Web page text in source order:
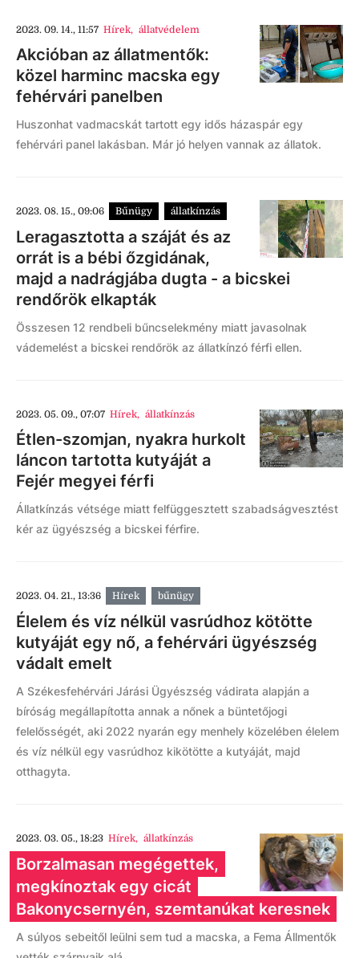
2023. 09. 14., 11:57 Hírek, állatvédelem
Akcióban az állatmentők:
közel harminc macska egy
fehérvári panelben
Huszonhat vadmacskát tartott egy idős házaspár egy
fehérvári panel lakásban. Már jó helyen vannak az állatok.
2023. 08. 15., 09:06 Bűnügy állatkínzás
Leragasztotta a száját és az
orrát is a bébi őzgidának,
majd a nadrágjába dugta - a bicskei
rendőrök elkapták
Összesen 12 rendbeli bűncselekmény miatt javasolnak
vádemelést a bicskei rendőrök az állatkínzó férfi ellen.
2023. 05. 09., 07:07 Hírek, állatkínzás
Étlen-szomjan, nyakra hurkolt
láncon tartotta kutyáját a
Fejér megyei férfi
Állatkínzás vétsége miatt felfüggesztett szabadságvesztést
kér az ügyészség a bicskei férfire.
2023. 04. 21., 13:36 Hírek bűnügy
Élelem és víz nélkül vasrúdhoz kötötte
kutyáját egy nő, a fehérvári ügyészség
vádalt emelt
A Székesfehérvári Járási Ügyészség vádirata alapján a
bíróság megállapította annak a nőnek a büntetőjogi
felelősségét, aki 2022 nyarán egy menhely közelében élelem
és víz nélkül egy vasrúdhoz kikötötte a kutyáját, majd
otthagyta.
2023. 03. 05., 18:23 Hírek, állatkínzás
Borzalmasan megégettek,
megkínoztak egy cicát
Bakonycsernyén, szemtanúkat keresnek
A súlyos sebeitől leülni sem tud a macska, a Fema Állmentők